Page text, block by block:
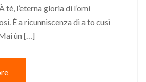
tè, l’eterna gloria di l’omi
È a ricunniscenza di a to cusì
ùn […]